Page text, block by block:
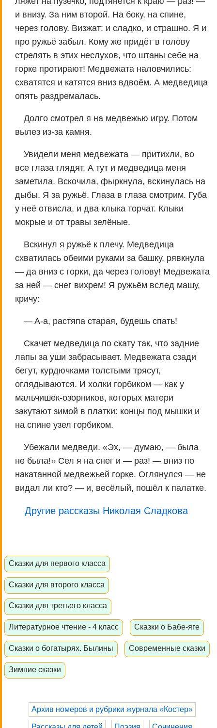
и внизу. За ним второй. На боку, на спине,
через голову. Визжат: и сладко, и страшно. Я и
про ружьё забыл. Кому же придёт в голову
стрелять в этих неслухов, что штаны себе на
горке протирают! Медвежата наловчились:
схватятся и катятся вниз вдвоём. А медведица
опять раздремалась.
Долго смотрел я на медвежью игру. Потом
вылез из-за камня.
Увидели меня медвежата — притихли, во
все глаза глядят. А тут и медведица меня
заметила. Вскочила, фыркнула, вскинулась на
дыбы. Я за ружьё. Глаза в глаза смотрим. Губа
у неё отвисла, и два клыка торчат. Клыки
мокрые и от травы зелёные.
Вскинул я ружьё к плечу. Медведица
схватилась обеими руками за башку, рявкнула
— да вниз с горки, да через голову! Медвежата
за ней — снег вихрем! Я ружьём вслед машу,
кричу:
— A-а, растяпа старая, будешь спать!
Скачет медведица по скату так, что задние
лапы за уши забрасывает. Медвежата сзади
бегут, курдючками толстыми трясут,
оглядываются. И холки горбиком — как у
мальчишек-озорников, которых матери
закутают зимой в платки: концы под мышки и
на спине узел горбиком.
Убежали медведи. «Эх, — думаю, — была
не была!» Сел я на снег и — раз! — вниз по
накатанной медвежьей горке. Оглянулся — не
видал ли кто? — и, весёлый, пошёл к палатке.
Другие рассказы Николая Сладкова
Сказки для первого класса
Сказки для второго класса
Сказки для третьего класса
Литературное чтение - 4 класс Сказки о Бабе-яге
Сказки о богатырях. Былины Современные сказки
Зимние сказки
Архив номеров и рубрики журнала «Костер»